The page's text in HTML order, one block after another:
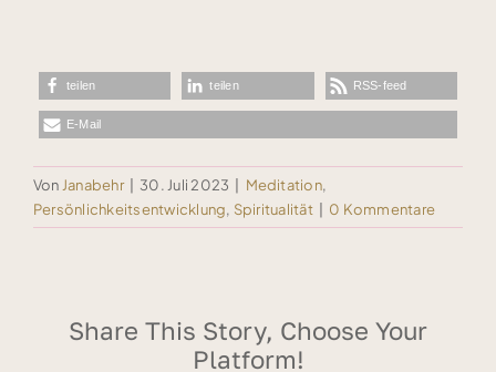
teilen teilen RSS-feed
E-Mail
VonJanabehr 30. Juli 2023 Meditation,
Persönlichkeitsentwicklung, Spiritualität 0 Kommentare
Share This Story, Choose Your
Platform!